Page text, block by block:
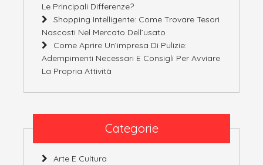
Le Principali Differenze?
Shopping Intelligente: Come Trovare Tesori
Nascosti Nel Mercato Dell’usato
Come Aprire Un’impresa Di Pulizie:
Adempimenti Necessari E Consigli Per Avviare
La Propria Attività
Categorie
Arte E Cultura